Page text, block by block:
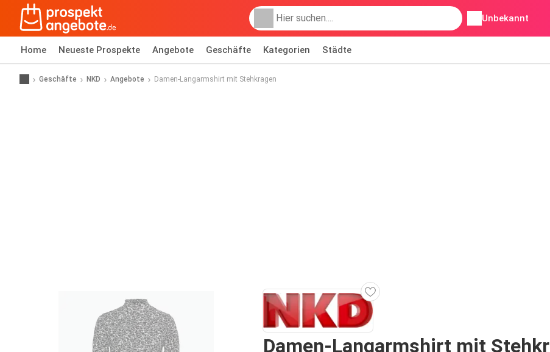
Unbekannt
Home Neueste Prospekte Angebote Geschäfte Kategorien Städte
Geschäfte NKD Angebote Damen-Langarmshirt mit Stehkragen
Damen-Langarmshirt mit